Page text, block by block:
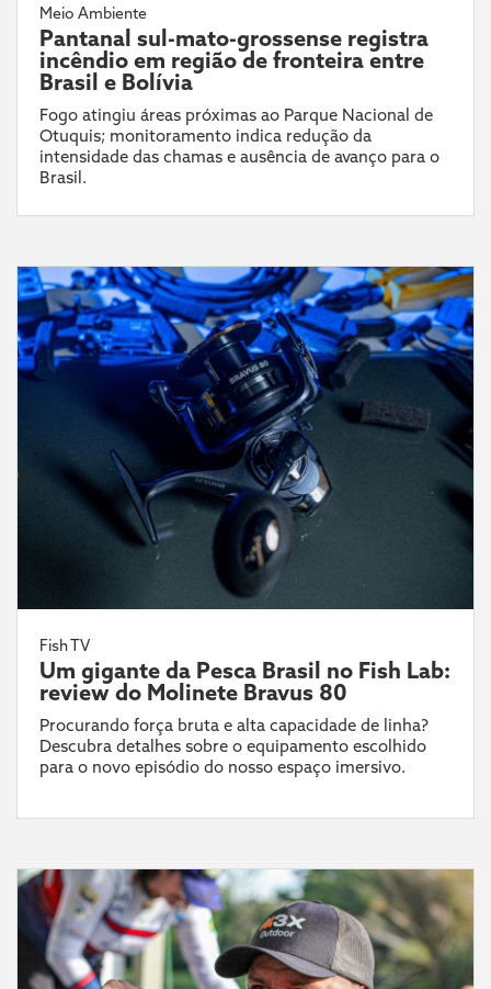
Meio Ambiente
Pantanal sul-mato-grossense registra
incêndio em região de fronteira entre
Brasil e Bolívia
Fogo atingiu áreas próximas ao Parque Nacional de
Otuquis; monitoramento indica redução da
intensidade das chamas e ausência de avanço para o
Brasil.
Fish TV
Um gigante da Pesca Brasil no Fish Lab:
review do Molinete Bravus 80
Procurando força bruta e alta capacidade de linha?
Descubra detalhes sobre o equipamento escolhido
para o novo episódio do nosso espaço imersivo.